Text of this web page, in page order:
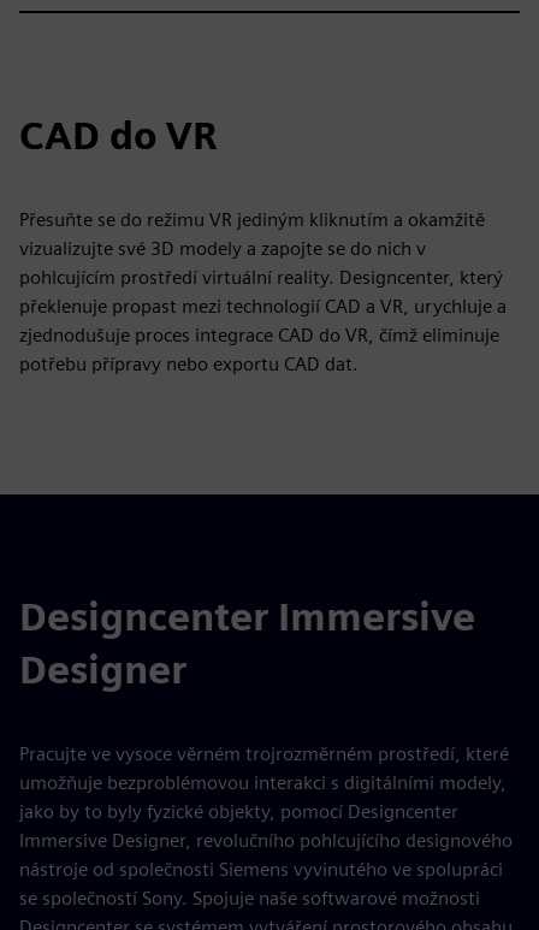
CAD do VR
Přesuňte se do režimu VR jediným kliknutím a okamžitě
vizualizujte své 3D modely a zapojte se do nich v
pohlcujícím prostředí virtuální reality. Designcenter, který
překlenuje propast mezi technologií CAD a VR, urychluje a
zjednodušuje proces integrace CAD do VR, čímž eliminuje
potřebu přípravy nebo exportu CAD dat.
Designcenter Immersive
Designer
Pracujte ve vysoce věrném trojrozměrném prostředí, které
umožňuje bezproblémovou interakci s digitálními modely,
jako by to byly fyzické objekty, pomocí Designcenter
Immersive Designer, revolučního pohlcujícího designového
nástroje od společnosti Siemens vyvinutého ve spolupráci
se společností Sony. Spojuje naše softwarové možnosti